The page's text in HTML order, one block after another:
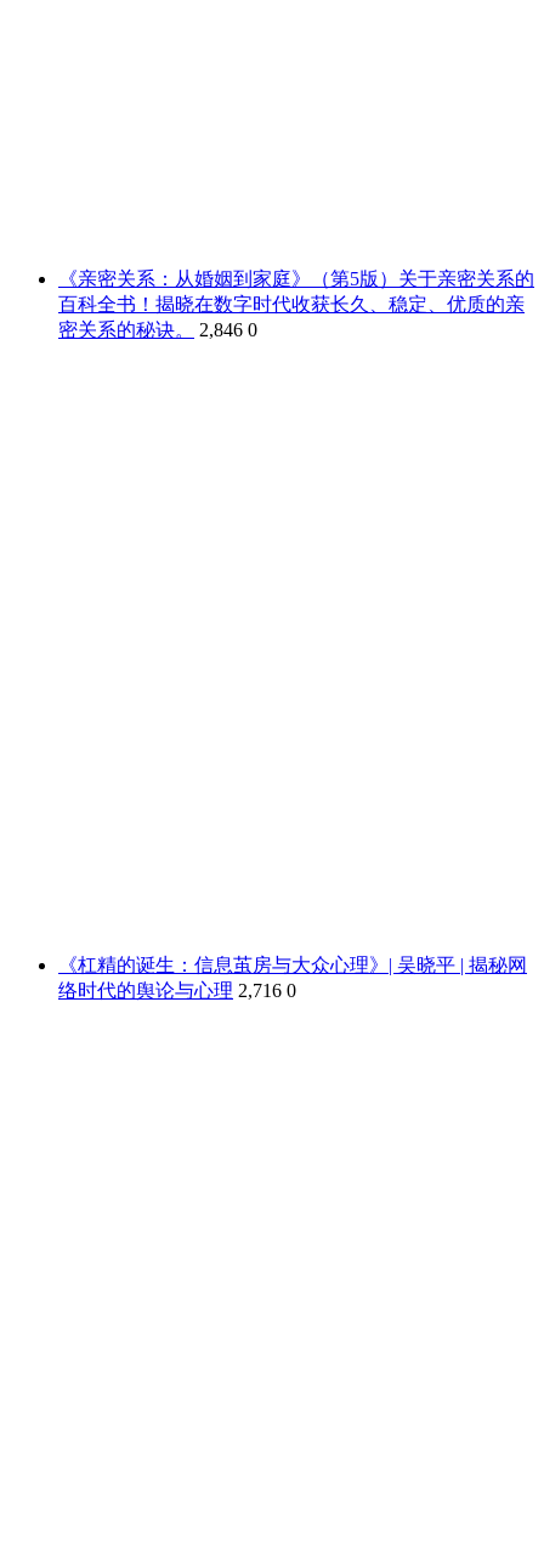
《亲密关系：从婚姻到家庭》（第5版）关于亲密关系的
百科全书！揭晓在数字时代收获长久、稳定、优质的亲
密关系的秘诀。
2,846 0
《杠精的诞生：信息茧房与大众心理》| 吴晓平 | 揭秘网
络时代的舆论与心理 2,716 0